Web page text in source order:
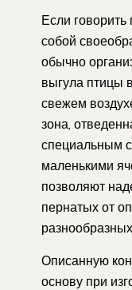
Если говорить
собой
обычно
выгула птицы
свежем
зона,
специальным
маленькими
позволяют
пернатых от
Описанную
основу при